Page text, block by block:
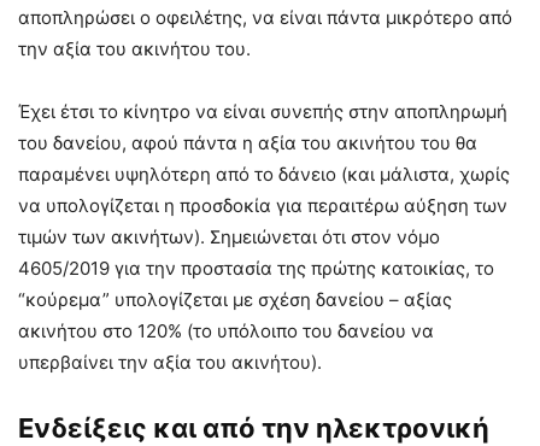
αποπληρώσει ο οφειλέτης, να είναι πάντα μικρότερο από
την αξία του ακινήτου του.
Έχει έτσι το κίνητρο να είναι συνεπής στην αποπληρωμή
του δανείου, αφού πάντα η αξία του ακινήτου του θα
παραμένει υψηλότερη από το δάνειο (και μάλιστα, χωρίς
να υπολογίζεται η προσδοκία για περαιτέρω αύξηση των
τιμών των ακινήτων). Σημειώνεται ότι στον νόμο
4605/2019 για την προστασία της πρώτης κατοικίας, το
“κούρεμα” υπολογίζεται με σχέση δανείου – αξίας
ακινήτου στο 120% (το υπόλοιπο του δανείου να
υπερβαίνει την αξία του ακινήτου).
Ενδείξεις και από την ηλεκτρονική